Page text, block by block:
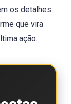
os detalhes:
que vira
ação.